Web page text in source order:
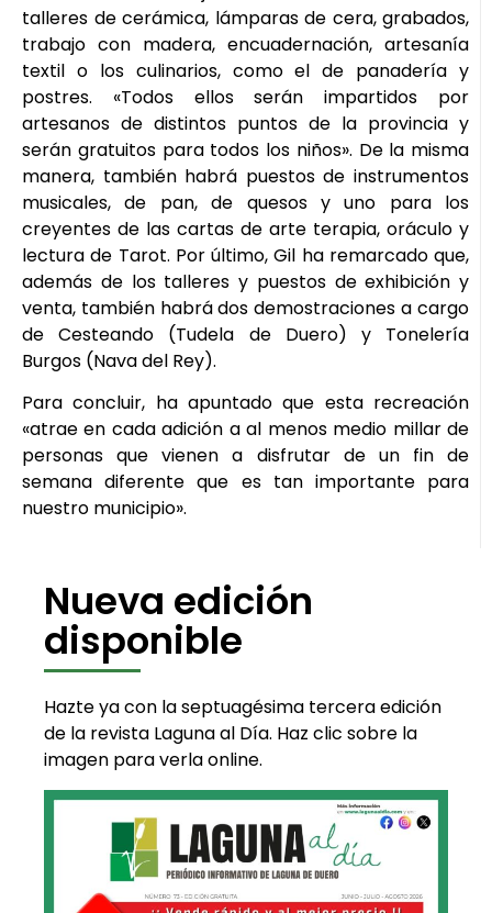
talleres de cerámica, lámparas de cera, grabados,
trabajo con madera, encuadernación, artesanía
textil o los culinarios, como el de panadería y
postres. «Todos ellos serán impartidos por
artesanos de distintos puntos de la provincia y
serán gratuitos para todos los niños». De la misma
manera, también habrá puestos de instrumentos
musicales, de pan, de quesos y uno para los
creyentes de las cartas de arte terapia, oráculo y
lectura de Tarot. Por último, Gil ha remarcado que,
además de los talleres y puestos de exhibición y
venta, también habrá dos demostraciones a cargo
de Cesteando (Tudela de Duero) y Tonelería
Burgos (Nava del Rey).
Para concluir, ha apuntado que esta recreación
«atrae en cada adición a al menos medio millar de
personas que vienen a disfrutar de un fin de
semana diferente que es tan importante para
nuestro municipio».
Nueva edición
disponible
Hazte ya con la septuagésima tercera edición
de la revista Laguna al Día. Haz clic sobre la
imagen para verla online.